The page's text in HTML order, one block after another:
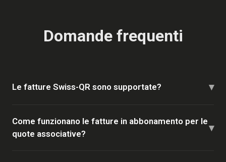
Domande frequenti
Le fatture Swiss-QR sono supportate? ▾
Come funzionano le fatture in abbonamento per le
quote associative?
▾